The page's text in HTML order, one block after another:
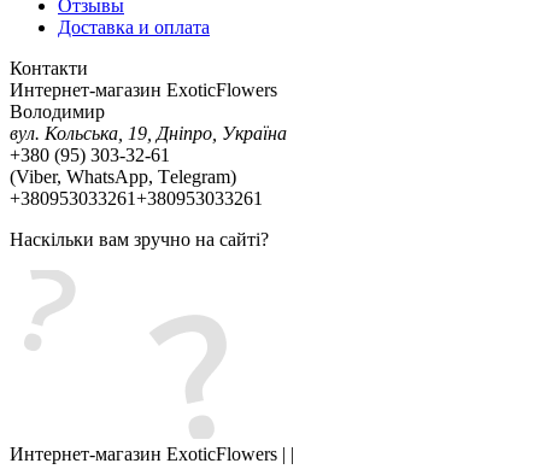
Отзывы
Доставка и оплата
Контакти
Интернет-магазин ExoticFlowers
Володимир
вул. Кольська, 19, Дніпро, Україна
+380 (95) 303-32-61
(Viber, WhatsApp, Тelegram)
+380953033261+380953033261
Наскільки вам зручно на сайті?
Интернет-магазин ExoticFlowers | |